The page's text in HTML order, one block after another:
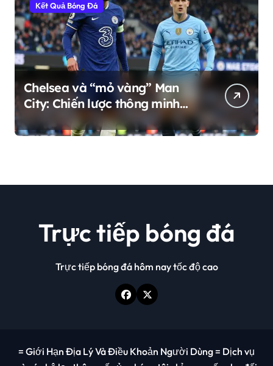
Kết Quả Bóng Đá
Chelsea và “mỏ vàng” Man
City: Chiến lược thông minh
hay sự phụ thuộc nguy hiểm?
Trực tiếp bóng đá
Trực tiếp bóng đá hôm nay tốc độ cao
= Giới Hạn Địa Lý Và Điều Khoản Người Dùng = Dịch vụ